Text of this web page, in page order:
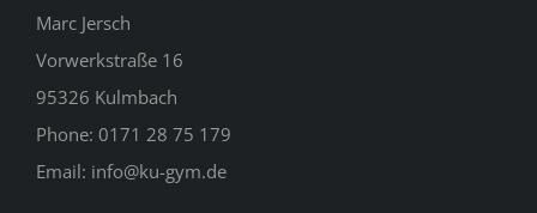
Marc Jersch
Vorwerkstraße 16
95326 Kulmbach
Phone: 0171 28 75 179
Email: info@ku-gym.de